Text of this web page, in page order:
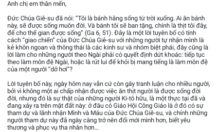
Anh chị em thân mến,
Đức Chúa Giê-su đã nói: “Tôi là bánh hằng sống từ trời xuống. Ai ăn bánh
này, sẽ được sống muôn đời. Và bánh tôi sẽ ban tặng, chính là thịt tôi đây,
để cho thế gian được sống” (Ga 6, 51). Đây là một lời tuyên bố có tính
cách “giao chiến” của Đức Chúa Giê-su với những người tự nhận mình là
kẻ khôn ngoan và thông thái là các kinh sư và nhóm biệt phái, đây cũng là
lời làm cho những người theo Ngài phải có quyết định dứt khoác: tiếp tục
theo làm môn đệ Ngài, hoặc là rút lui để khỏi bị mang tiếng là làm môn đệ
của một người “dở hơi”?
Lời tuyên bố này, ngày hôm nay vẫn cứ còn gây tranh luận cho nhiều người,
bởi vì không một ai chấp nhận được việc ăn thịt người là được sống đời
đời, nhưng đó là sự thật của những người Ki-tô hữu, là một thực tại đã và
đang xảy ra trên mặt đất này: ở đâu có Giáo Hội Công Giáo là ở đó có sự
tham dự và lãnh nhận Mình và Máu của Đức Chúa Giê-su, và chính những
người tham dự này đã ngày càng trở nên đổi mới mình hơn, biết yêu
thương và phục vụ tha nhân hơn...